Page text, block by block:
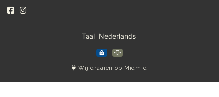
Taal
Wij draaien op Midmid